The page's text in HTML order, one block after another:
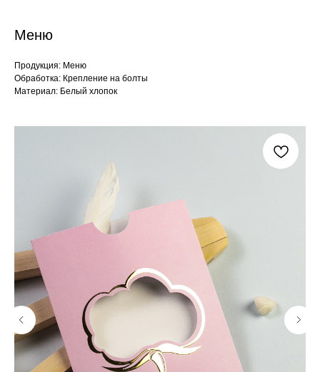
Меню
Продукция: Меню
Обработка: Крепление на болты
Материал: Белый хлопок